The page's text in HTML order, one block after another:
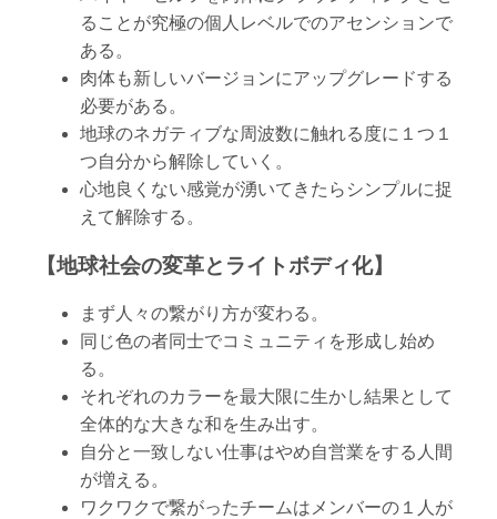
ることが究極の個人レベルでのアセンションで
ある。
肉体も新しいバージョンにアップグレードする
必要がある。
地球のネガティブな周波数に触れる度に１つ１
つ自分から解除していく。
心地良くない感覚が湧いてきたらシンプルに捉
えて解除する。
【地球社会の変革とライトボディ化】
まず人々の繋がり方が変わる。
同じ色の者同士でコミュニティを形成し始め
る。
それぞれのカラーを最大限に生かし結果として
全体的な大きな和を生み出す。
自分と一致しない仕事はやめ自営業をする人間
が増える。
ワクワクで繋がったチームはメンバーの１人が